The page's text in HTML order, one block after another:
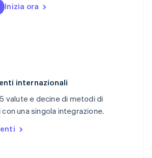
Inizia ora
internazionali
valute e decine di metodi di
una singola integrazione.